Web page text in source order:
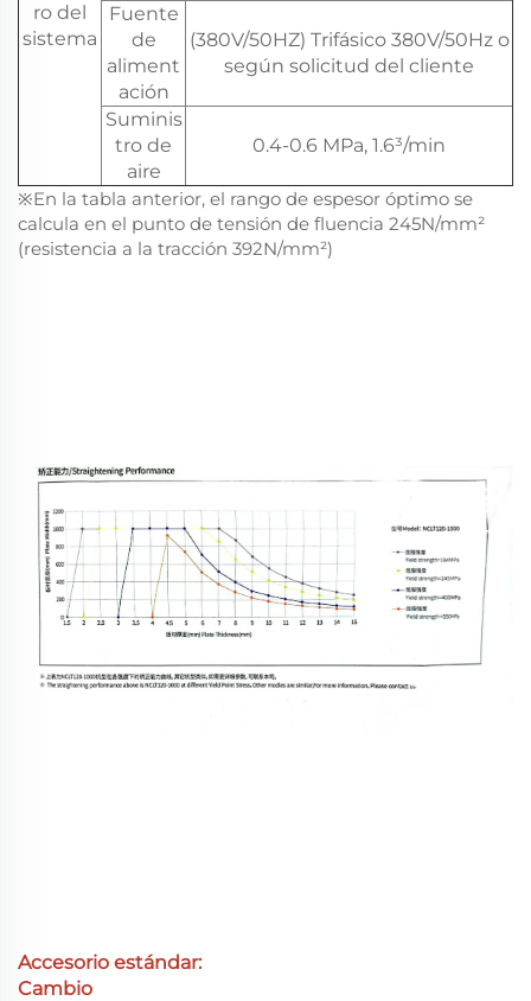
ro del
sistema
Fuente
de
aliment
ación
(380V/50HZ) Trifásico 380V/50Hz o
según solicitud del cliente
Suminis
tro de
aire
0.4-0.6 MPa, 1.6³/min
※En la tabla anterior, el rango de espesor óptimo se
calcula en el punto de tensión de fluencia 245N/mm²
(resistencia a la tracción 392N/mm²)
Accesorio estándar:
Cambio